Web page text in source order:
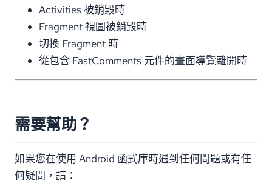
Activities 被銷毀時
Fragment 視圖被銷毀時
切換 Fragment 時
從包含 FastComments 元件的畫面導覽離開時
需要幫助？
如果您在使用 Android 函式庫時遇到任何問題或有任
何疑問，請：